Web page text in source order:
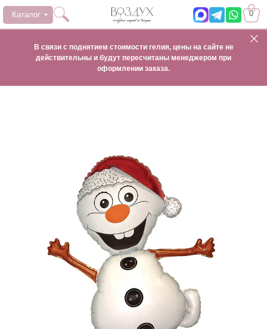
0
Каталог
В связи с поднятием стоимости гелия, цены на сайте не
действительны и будут пересчитаны менеджером при
оформлении заказа.